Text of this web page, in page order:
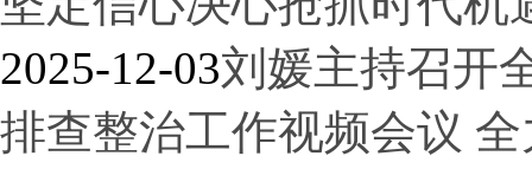
2025-12-03刘媛主持召开
排查整治工作视频会议